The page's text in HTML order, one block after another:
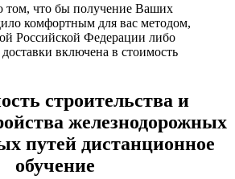
том, что бы получение Ваших
комфортным для вас методом,
Российской Федерации либо
включена в стоимость
строительства и
железнодорожных
путей дистанционное
обучение